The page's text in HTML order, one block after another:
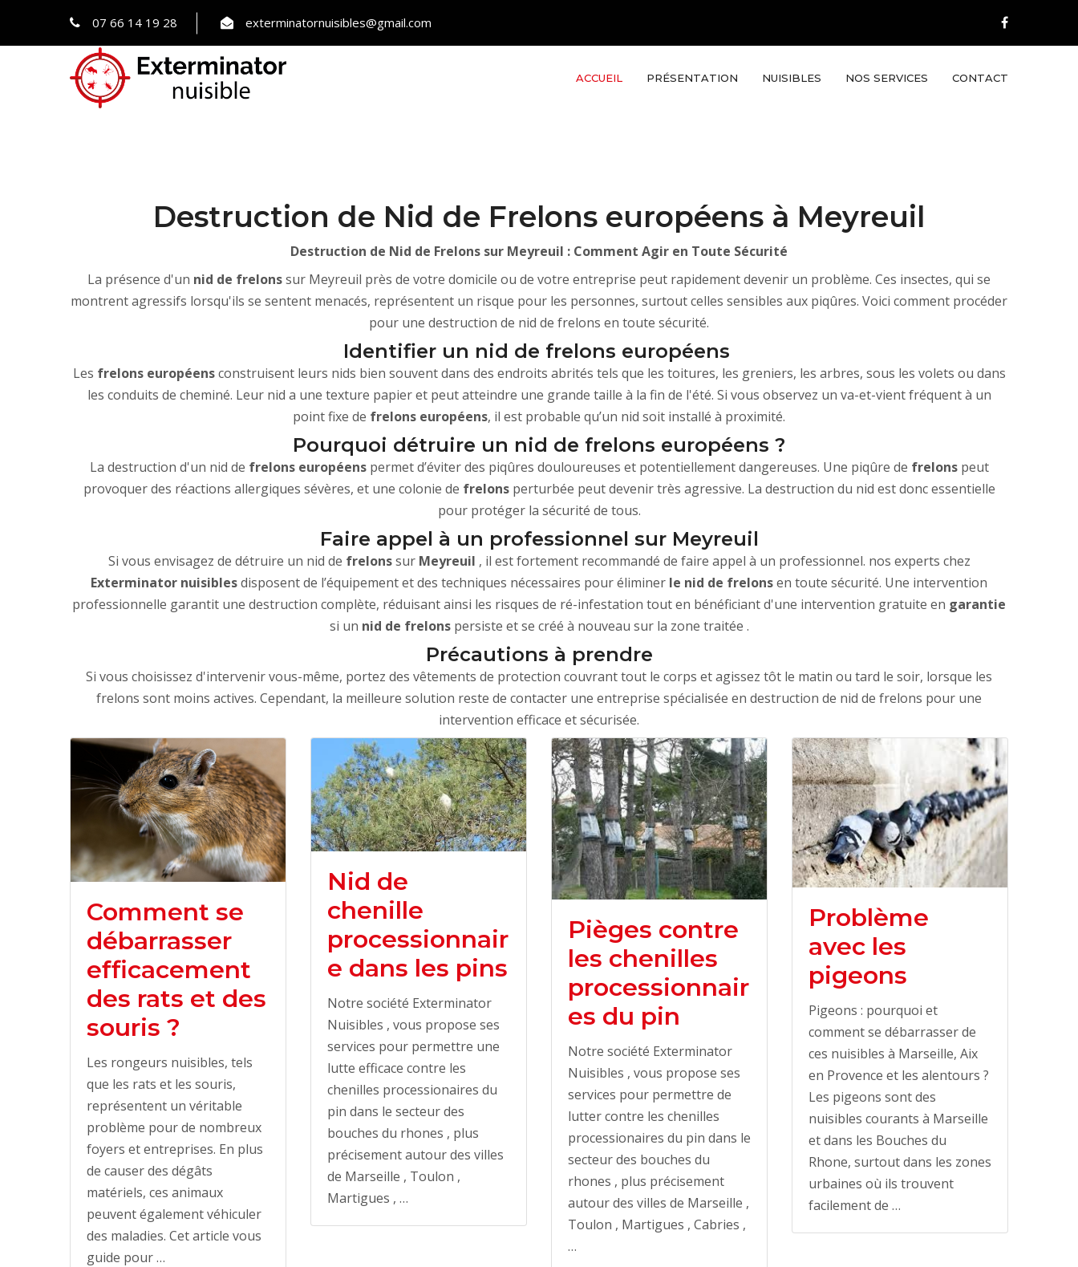
07 66 14 19 28 exterminatornuisibles@gmail.com
ACCUEIL PRÉSENTATION NUISIBLES NOS SERVICES CONTACT
Destruction de Nid de Frelons européens à Meyreuil
Destruction de Nid de Frelons sur Meyreuil : Comment Agir en Toute Sécurité
La présence d'un nid de frelonssur Meyreuil près de votre domicile ou de votre entreprise peut rapidement devenir un problème. Ces insectes, qui se
montrent agressifs lorsqu'ils se sentent menacés, représentent un risque pour les personnes, surtout celles sensibles aux piqûres. Voici comment procéder
pour une destruction de nid de frelons en toute sécurité.
Identifier un nid de frelons européens
Les frelons européensconstruisent leurs nids bien souvent dans des endroits abrités tels que les toitures, les greniers, les arbres, sous les volets ou dans
les conduits de cheminé. Leur nid a une texture papier et peut atteindre une grande taille à la fin de l'été. Si vous observez un va-et-vient fréquent à un
point fixe de frelons européens, il est probable qu’un nid soit installé à proximité.
Pourquoi détruire un nid de frelons européens ?
La destruction d'un nid de frelons européenspermet d’éviter des piqûres douloureuses et potentiellement dangereuses. Une piqûre de frelonspeut
provoquer des réactions allergiques sévères, et une colonie de frelonsperturbée peut devenir très agressive. La destruction du nid est donc essentielle
pour protéger la sécurité de tous.
Faire appel à un professionnel sur Meyreuil
Si vous envisagez de détruire un nid de frelonssur Meyreuil , il est fortement recommandé de faire appel à un professionnel. nos experts chez
Exterminator nuisiblesdisposent de l’équipement et des techniques nécessaires pour éliminer le nid de frelonsen toute sécurité. Une intervention
professionnelle garantit une destruction complète, réduisant ainsi les risques de ré-infestation tout en bénéficiant d'une intervention gratuite en garantie
si un nid de frelonspersiste et se créé à nouveau sur la zone traitée .
Précautions à prendre
Si vous choisissez d'intervenir vous-même, portez des vêtements de protection couvrant tout le corps et agissez tôt le matin ou tard le soir, lorsque les
frelons sont moins actives. Cependant, la meilleure solution reste de contacter une entreprise spécialisée en destruction de nid de frelons pour une
intervention efficace et sécurisée.
Comment se
débarrasser
efficacement
des rats et des
souris ?
Les rongeurs nuisibles, tels
que les rats et les souris,
représentent un véritable
problème pour de nombreux
foyers et entreprises. En plus
de causer des dégâts
matériels, ces animaux
peuvent également véhiculer
des maladies. Cet article vous
guide pour …
Nid de
chenille
processionnair
e dans les pins
Notre société Exterminator
Nuisibles , vous propose ses
services pour permettre une
lutte efficace contre les
chenilles processionaires du
pin dans le secteur des
bouches du rhones , plus
précisement autour des villes
de Marseille , Toulon ,
Martigues , …
Pièges contre
les chenilles
processionnair
es du pin
Notre société Exterminator
Nuisibles , vous propose ses
services pour permettre de
lutter contre les chenilles
processionaires du pin dans le
secteur des bouches du
rhones , plus précisement
autour des villes de Marseille ,
Toulon , Martigues , Cabries ,
…
Problème
avec les
pigeons
Pigeons : pourquoi et
comment se débarrasser de
ces nuisibles à Marseille, Aix
en Provence et les alentours ?
Les pigeons sont des
nuisibles courants à Marseille
et dans les Bouches du
Rhone, surtout dans les zones
urbaines où ils trouvent
facilement de …